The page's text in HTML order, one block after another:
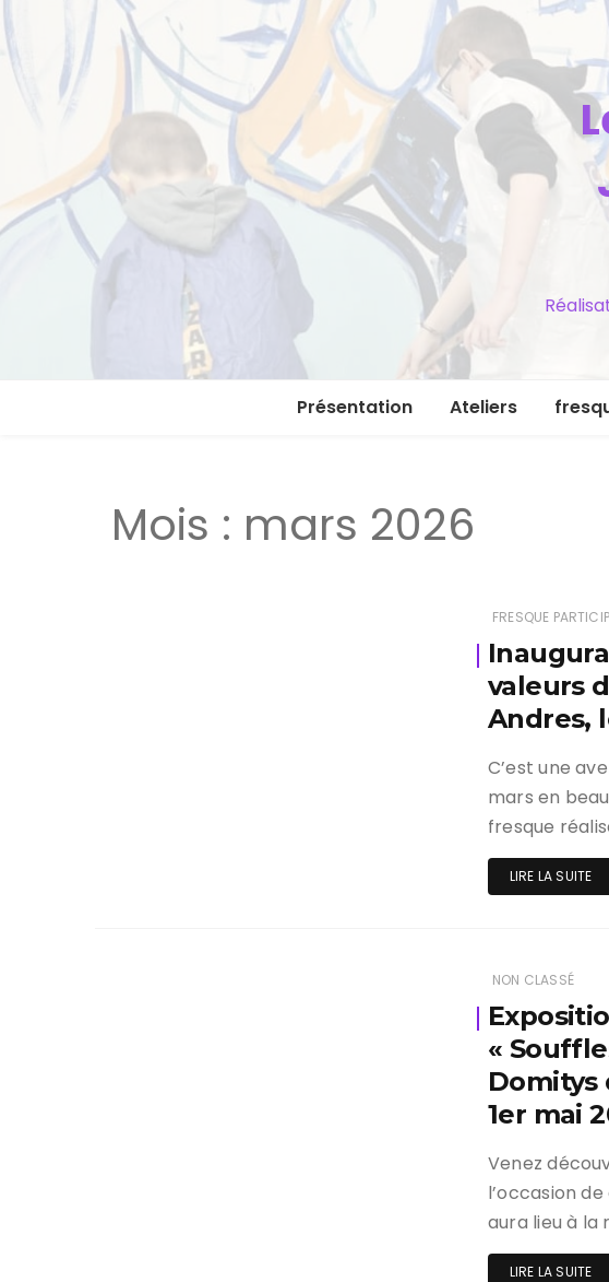
Présentation Ateliers
Mois : mars 2026
FRESQUE
valeurs
Andres,
C’est une
mars en
fresque
LIRE LA SUITE
NON CLASSÉ
«
Domitys
1er mai
Venez
l’occasion
aura lieu à la
LIRE LA SUITE